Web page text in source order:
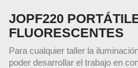
JOPF220
FLUORESCENTES
Para cualquier taller la
poder desarrollar el trabajo en